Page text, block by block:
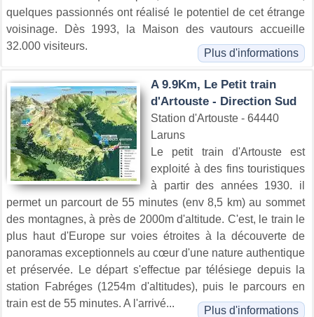
quelques passionnés ont réalisé le potentiel de cet étrange
voisinage. Dès 1993, la Maison des vautours accueille
32.000 visiteurs.
Plus d'informations
A 9.9Km, Le Petit train
d'Artouste - Direction Sud
Station d'Artouste - 64440
Laruns
Le petit train d'Artouste est
exploité à des fins touristiques
à partir des années 1930. il
permet un parcourt de 55 minutes (env 8,5 km) au sommet
des montagnes, à près de 2000m d'altitude. C'est, le train le
plus haut d'Europe sur voies étroites à la découverte de
panoramas exceptionnels au cœur d'une nature authentique
et préservée. Le départ s'effectue par télésiege depuis la
station Fabréges (1254m d'altitudes), puis le parcours en
train est de 55 minutes. A l'arrivé...
Plus d'informations